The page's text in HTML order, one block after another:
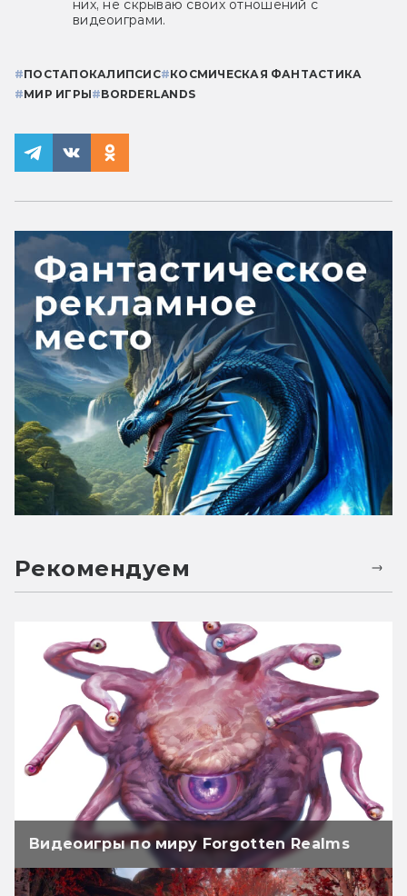
них, не скрываю своих отношений с
видеоиграми.
#ПОСТАПОКАЛИПСИС#КОСМИЧЕСКАЯ ФАНТАСТИКА
#МИР ИГРЫ#BORDERLANDS
Рекомендуем
Видеоигры по миру Forgotten Realms